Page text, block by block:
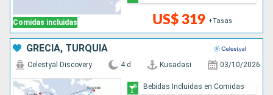
Comidas incluidas US$ 319 +Tasas
GRECIA, TURQUÍA
Celestyal Discovery 4 d Kusadasi 03/10/2026
Bebidas Incluidas en Comidas